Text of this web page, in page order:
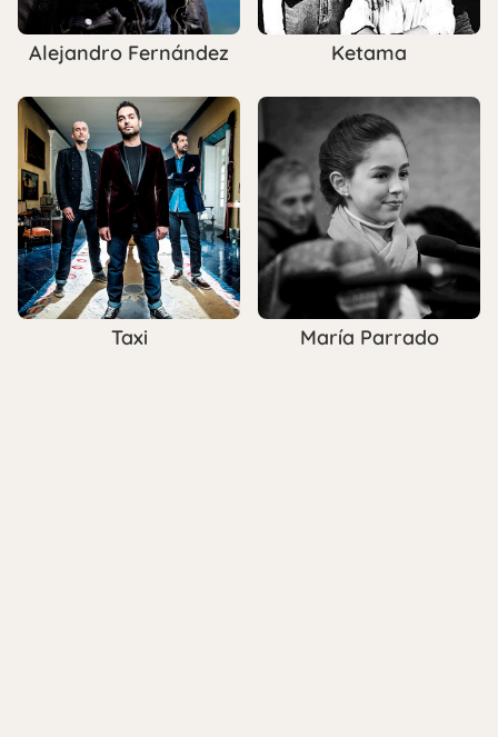
Alejandro Fernández Ketama
Taxi María Parrado